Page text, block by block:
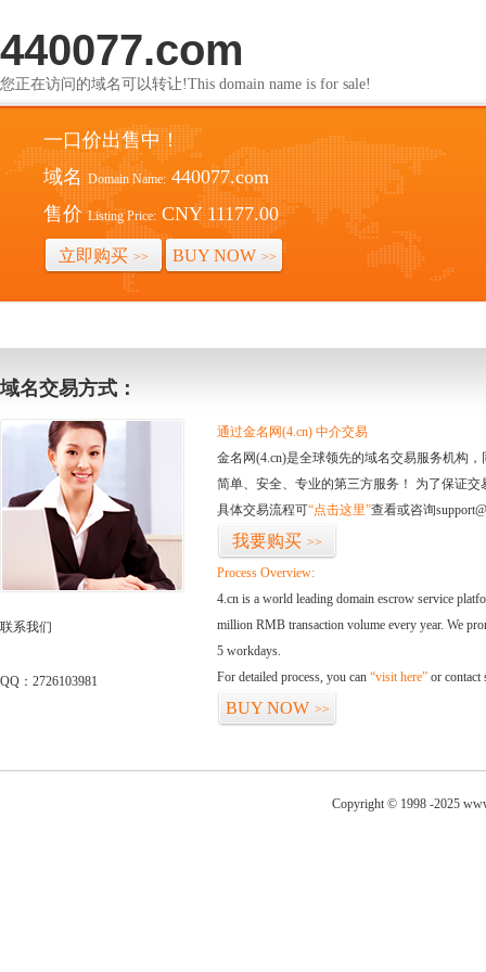
440077.com
您正在访问的域名可以转让!This domain name is for sale!
一口价出售中！
域名 Domain Name: 440077.com
售价 Listing Price: CNY 11177.00
立即购买 >> BUY NOW >>
域名交易方式：
联系我们
QQ：2726103981
通过金名网(4.cn) 中介交易
金名网(4.cn)是全球领先的域名交易服务机构
简单、安全、专业的第三方服务！ 为了保证
具体交易流程可“点击这里”查看或咨询
我要购买 >>
Process Overview:
4.cn is a world leading domain escrow service
million RMB transaction volume every year. We
5 workdays.
For detailed process, you can “visit here” or contact
BUY NOW >>
Copyright © 1998 -2025